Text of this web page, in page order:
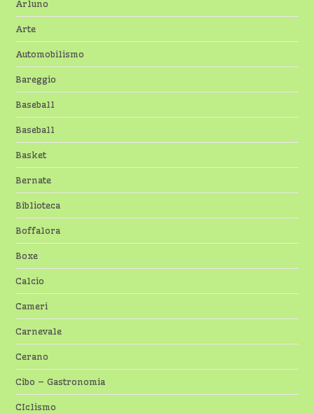
Arluno
Arte
Automobilismo
Bareggio
Baseball
Baseball
Basket
Bernate
Biblioteca
Boffalora
Boxe
Calcio
Cameri
Carnevale
Cerano
Cibo – Gastronomia
CIclismo